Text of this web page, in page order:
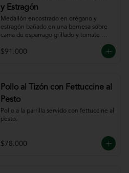
y Estragón
Medallón encostrado en orégano y
estragón bañado en una bernesa sobre
cama de esparrago grillado y tomate
$91.000
Pollo al Tizón con Fettuccine al
Pesto
Pollo a la parrilla servido con fettuccine al
pesto.
$78.000